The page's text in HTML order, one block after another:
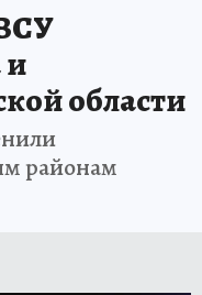
области
районам